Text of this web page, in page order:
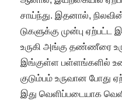
சாய்ந்து. இதனால்,
டுகளுக்கு முன்பு ஏற்பட்ட
உருகி அங்கு தண்ணீரை
இங்குள்ள பள்ளங்களில்
குடும்பம் உருவான போது
இது வெளிப்படையாக